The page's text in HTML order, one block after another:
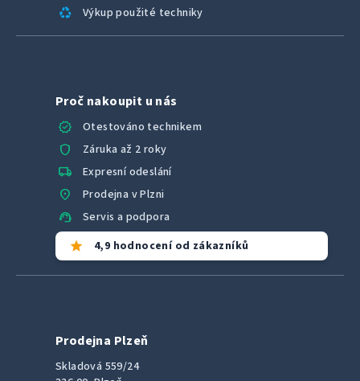
recycling Výkup použité techniky
Proč nakoupit u nás
verified
Otestováno technikem
shield Záruka až 2 roky
local_shipping Expresní odeslání
location_on Prodejna v Plzni
support_agent Servis a podpora
star 4,9 hodnocení od zákazníků
Prodejna Plzeň
Skladová 559/24